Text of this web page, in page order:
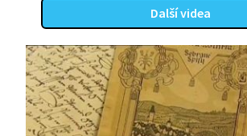
Další videa